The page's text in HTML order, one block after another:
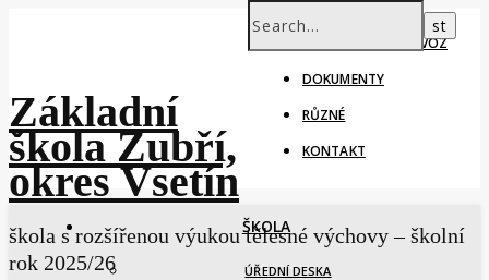
ŠKOLNÍ ROK – PROVOZ
DOKUMENTY
RŮZNÉ
KONTAKT
Základní
škola Zubří,
okres Vsetín
škola s rozšířenou výukou tělesné výchovy – školní
rok 2025/26
ŠKOLA
ÚŘEDNÍ DESKA